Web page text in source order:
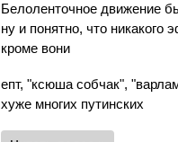
Белоленточное движение
ну и понятно, что никакого
кроме вони
епт, "ксюша собчак",
хуже многих путинских